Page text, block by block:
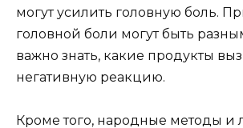
могут усилить головную боль.
головной боли могут быть
важно знать, какие продукты
негативную реакцию.
Кроме того, народные методы и